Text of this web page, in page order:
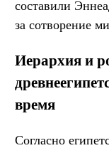
составили
за сотворение
Иерархия и
время
Согласно